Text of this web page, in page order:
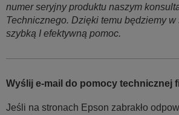
numer seryjny produktu naszym
Technicznego. Dzięki temu będziemy
szybką I efektywną pomoc.
Wyślij e-mail do pomocy technicznej
Jeśli na stronach Epson zabrakło